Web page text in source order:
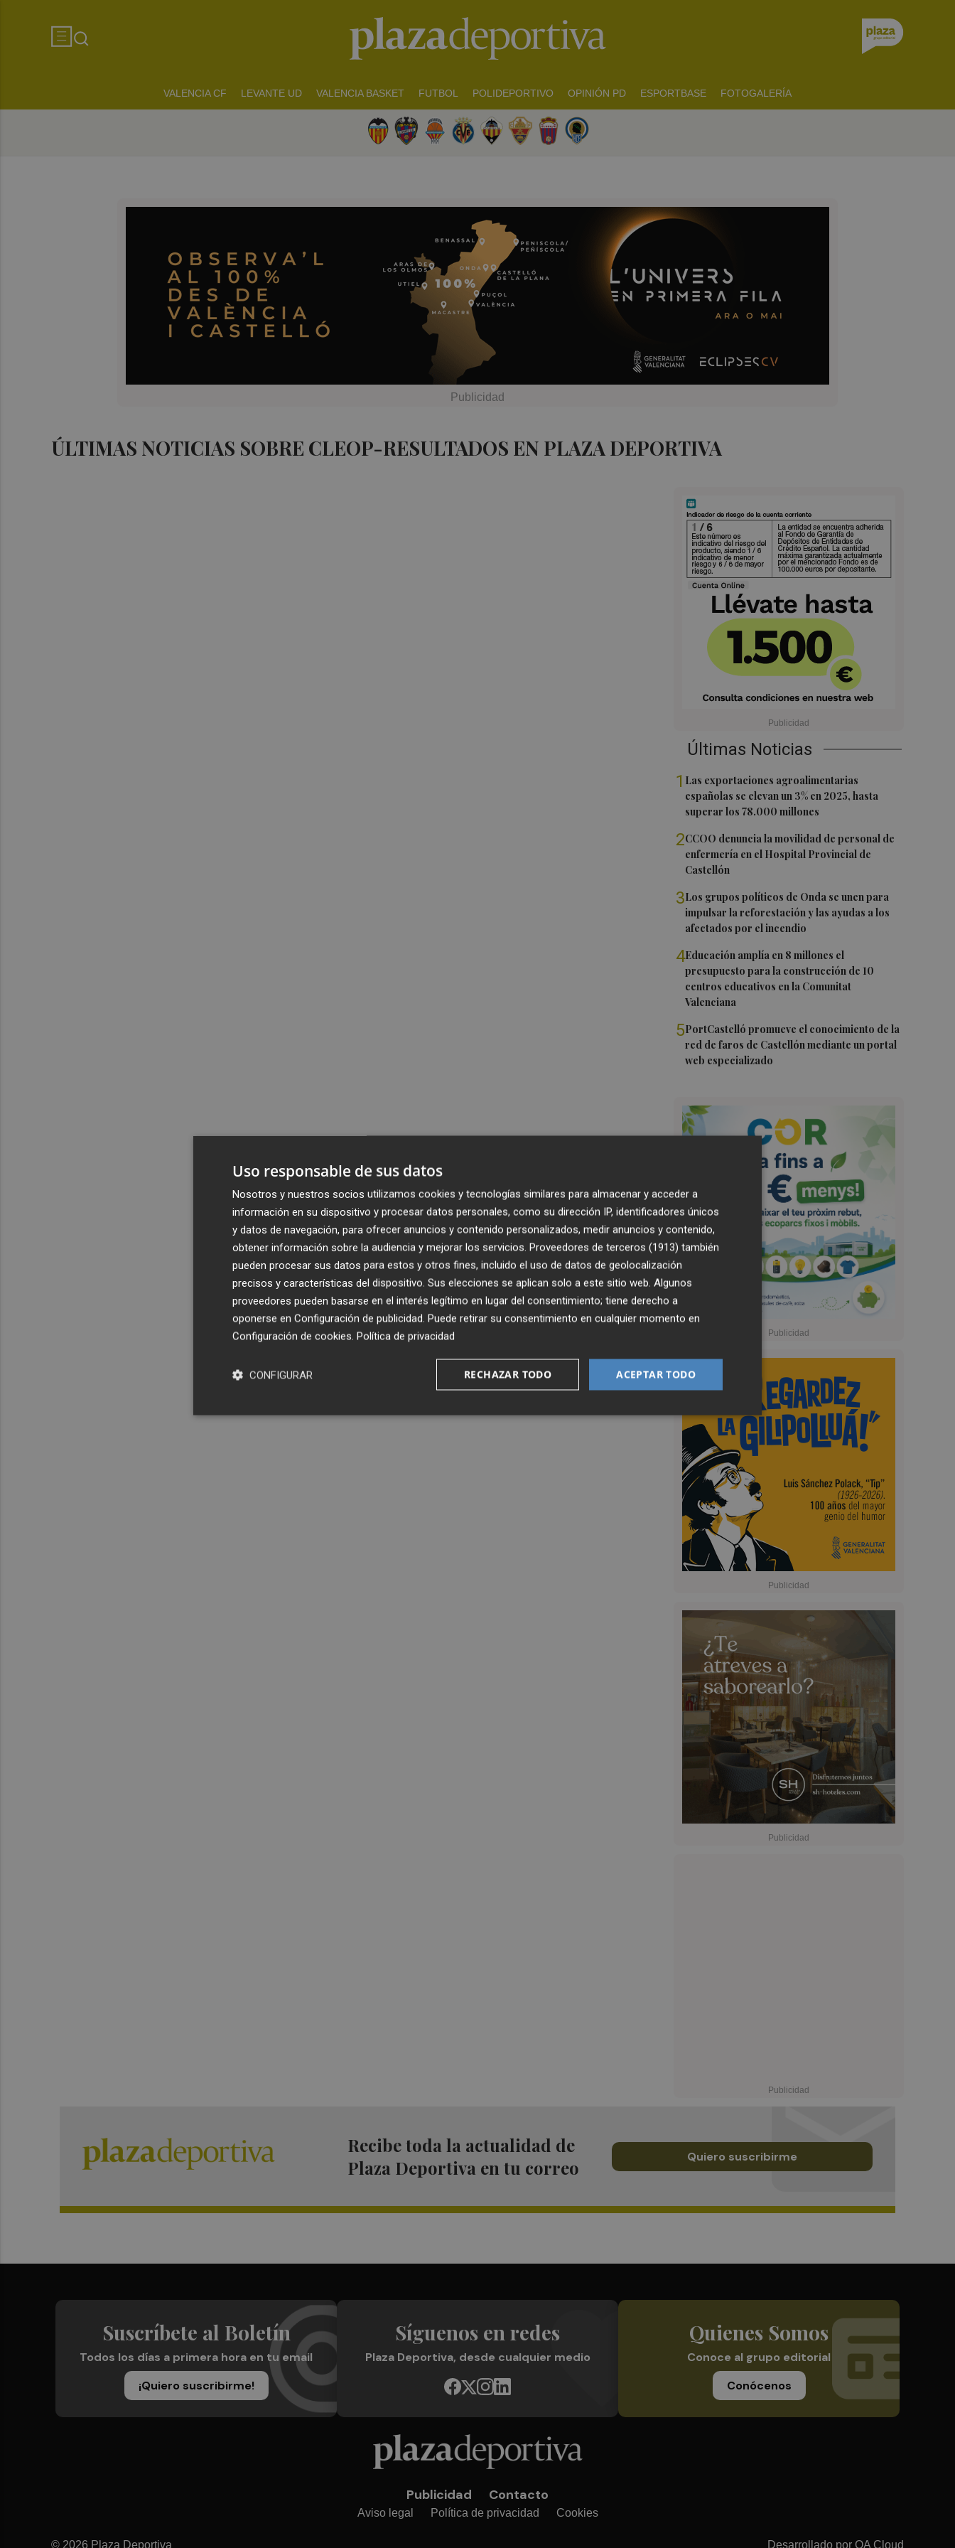
VALENCIA CF LEVANTE UD VALENCIA BASKET FUTBOL POLIDEPORTIVO OPINIÓN PD ESPORTBASE FOTOGALERÍA
ÚLTIMAS NOTICIAS SOBRE CLEOP-RESULTADOS EN PLAZA DEPORTIVA
Últimas Noticias
1 Las exportaciones agroalimentarias
españolas se elevan un 3% en 2025, hasta
superar los 78.000 millones
2CCOO denuncia la movilidad de personal de
enfermería en el Hospital Provincial de
Castellón
3Los grupos políticos de Onda se unen para
impulsar la reforestación y las ayudas a los
afectados por el incendio
4Educación amplía en 8 millones el
presupuesto para la construcción de 10
centros educativos en la Comunitat
Valenciana
5PortCastelló promueve el conocimiento de la
red de faros de Castellón mediante un portal
web especializado
Recibe toda la actualidad de
Plaza Deportiva en tu correo
Quiero suscribirme
Suscríbete al Boletín
Todos los días a primera hora en tu email
¡Quiero suscribirme!
Síguenos en redes
Plaza Deportiva, desde cualquier medio
Quienes Somos
Conoce al grupo editorial
Conócenos
Publicidad Contacto
Aviso legal Política de privacidad Cookies
© 2026 Plaza Deportiva Desarrollado por OA Cloud
Uso responsable de sus datos
Nosotros y nuestros socios utilizamos cookies y tecnologías similares para almacenar y acceder a
información en su dispositivo y procesar datos personales, como su dirección IP, identificadores únicos
y datos de navegación, para ofrecer anuncios y contenido personalizados, medir anuncios y contenido,
obtener información sobre la audiencia y mejorar los servicios. Proveedores de terceros (1913) también
pueden procesar sus datos para estos y otros fines, incluido el uso de datos de geolocalización
precisos y características del dispositivo. Sus elecciones se aplican solo a este sitio web. Algunos
proveedores pueden basarse en el interés legítimo en lugar del consentimiento; tiene derecho a
oponerse en Configuración de publicidad. Puede retirar su consentimiento en cualquier momento en
Configuración de cookies. Política de privacidad
ACEPTAR TODO
RECHAZAR TODO
CONFIGURAR